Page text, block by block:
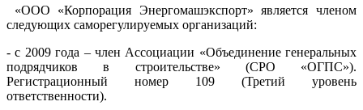
«ООО «Корпорация Энергомашэкспорт» является членом
следующих саморегулируемых организаций:
- с 2009 года – член Ассоциации «Объединение генеральных
подрядчиков в строительстве» (СРО «ОГПС»).
Регистрационный номер 109 (Третий уровень
ответственности).